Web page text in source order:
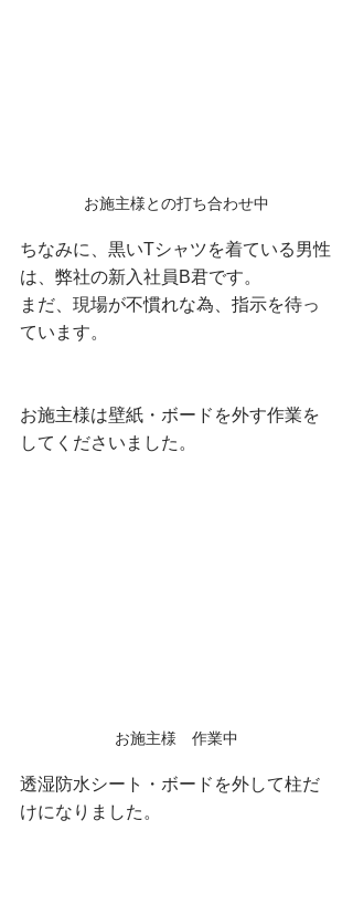
お施主様との打ち合わせ中
ちなみに、黒いTシャツを着ている男性
は、弊社の新入社員B君です。
まだ、現場が不慣れな為、指示を待っ
ています。
お施主様は壁紙・ボードを外す作業を
してくださいました。
お施主様　作業中
透湿防水シート・ボードを外して柱だ
けになりました。